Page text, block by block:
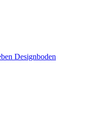
Designboden